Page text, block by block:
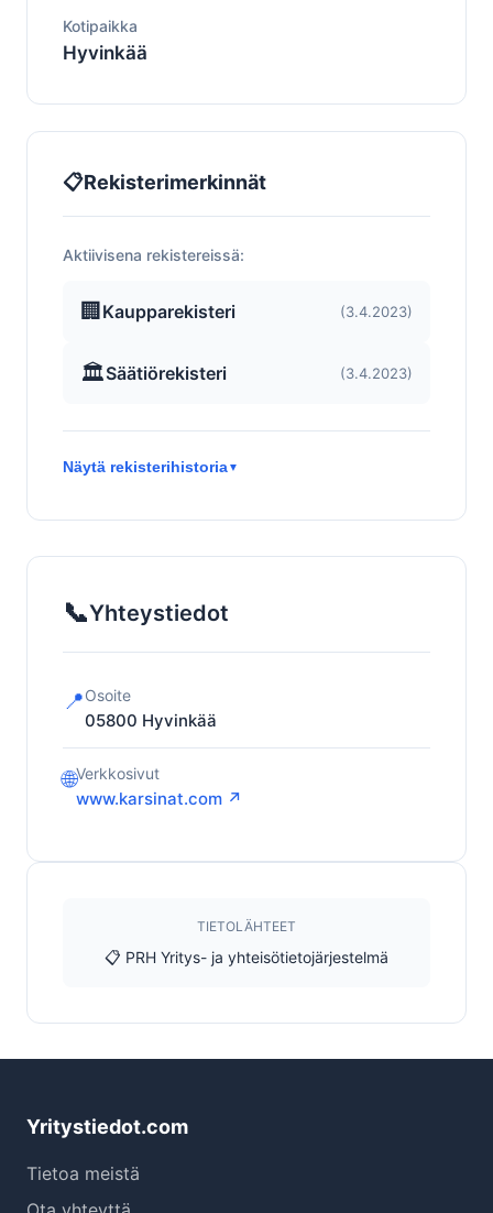
Kotipaikka
Hyvinkää
📋Rekisterimerkinnät
Aktiivisena rekistereissä:
🏢 Kaupparekisteri (3.4.2023)
🏛️Säätiörekisteri (3.4.2023)
Näytä rekisterihistoria▼
📞Yhteystiedot
📍Osoite
05800 Hyvinkää
🌐Verkkosivut
www.karsinat.com ↗
TIETOLÄHTEET
📋 PRH Yritys- ja yhteisötietojärjestelmä
Yritystiedot.com
Tietoa meistä